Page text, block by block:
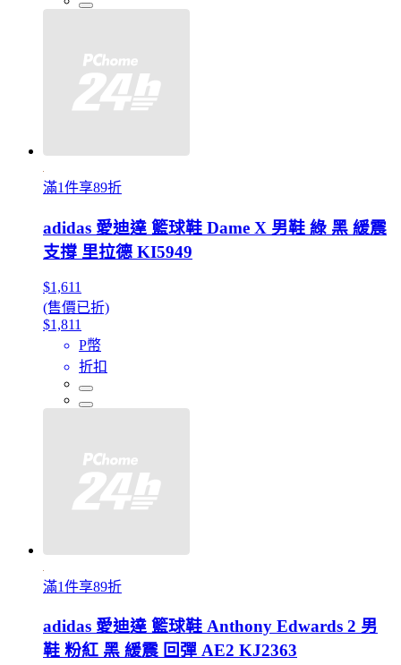
滿1件享89折
adidas 愛迪達 籃球鞋 Dame X 男鞋 綠 黑 緩震
支撐 里拉德 KI5949
$1,611
(售價已折)
$1,811
P幣
折扣
滿1件享89折
adidas 愛迪達 籃球鞋 Anthony Edwards 2 男
鞋 粉紅 黑 緩震 回彈 AE2 KJ2363